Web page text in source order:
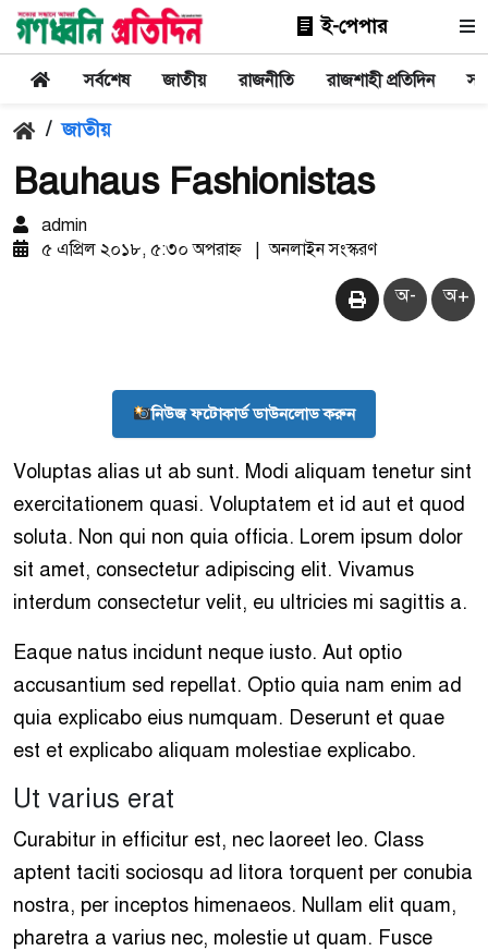
ই-পেপার
সর্বশেষ জাতীয় রাজনীতি রাজশাহী প্রতিদিন
/ জাতীয়
Bauhaus Fashionistas
admin
৫ এপ্রিল ২০১৮, ৫:৩০ অপরাহ্ন
| অনলাইন সংস্করণ
অ- অ+
নিউজ ফটোকার্ড ডাউনলোড করুন
Voluptas alias ut ab sunt. Modi aliquam tenetur sint
exercitationem quasi. Voluptatem et id aut et quod
soluta. Non qui non quia officia. Lorem ipsum dolor
sit amet, consectetur adipiscing elit. Vivamus
interdum consectetur velit, eu ultricies mi sagittis a.
Eaque natus incidunt neque iusto. Aut optio
accusantium sed repellat. Optio quia nam enim ad
quia explicabo eius numquam. Deserunt et quae
est et explicabo aliquam molestiae explicabo.
Ut varius erat
Curabitur in efficitur est, nec laoreet leo. Class
aptent taciti sociosqu ad litora torquent per conubia
nostra, per inceptos himenaeos. Nullam elit quam,
pharetra a varius nec, molestie ut quam. Fusce